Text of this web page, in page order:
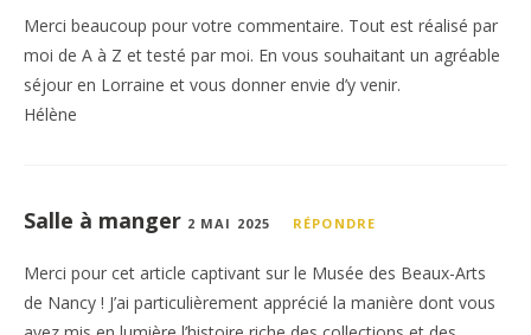
Merci beaucoup pour votre commentaire. Tout est réalisé par
moi de A à Z et testé par moi. En vous souhaitant un agréable
séjour en Lorraine et vous donner envie d’y venir.
Hélène
Salle à manger 2 MAI 2025 RÉPONDRE
Merci pour cet article captivant sur le Musée des Beaux-Arts
de Nancy ! J’ai particulièrement apprécié la manière dont vous